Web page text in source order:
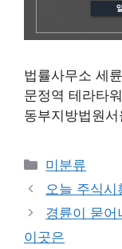
법률사무소 세
문정역 테라타
동부지방법원
Categories
미분류
오늘 주식
경륜이 묻어
이곳은